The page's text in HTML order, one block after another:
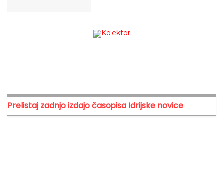
Prelistaj zadnjo izdajo časopisa Idrijske novice